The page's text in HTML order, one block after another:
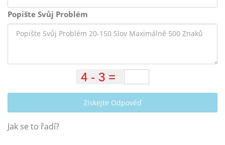
Popište Svůj Problém
Získejte Odpověď
Jak se to řadí?